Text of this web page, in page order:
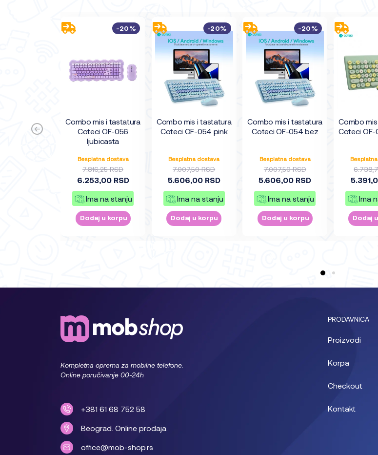
Combo mis i tastatura
Coteci OF-056
ljubicasta
Besplatna dostava
7.816,25 RSD
6.253,00 RSD
Ima na stanju
Dodaj u korpu
-20%
Combo mis i tastatura
Coteci OF-054 pink
Besplatna dostava
7.007,50 RSD
5.606,00 RSD
Ima na stanju
Dodaj u korpu
-20%
Combo mis i tastatura
Coteci OF-054 bez
Besplatna dostava
7.007,50 RSD
5.606,00 RSD
Ima na stanju
Dodaj u korpu
-20%
Combo
Coteci
Ima
Dodaj
Kompletna oprema za mobilne telefone.
Online poručivanje 00-24h
+381 61 68 752 58
Beograd. Online prodaja.
office@mob-shop.rs
PRODAVNICA
Proizvodi
Korpa
Checkout
Kontakt